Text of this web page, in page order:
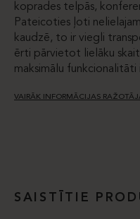
koprades telpās,
Pateicoties ļoti
kaudzē, to ir viegli
ērti pārvietot lielāku
maksimālu
VAIRĀK INFORMĀCIJAS
SAISTĪTIE